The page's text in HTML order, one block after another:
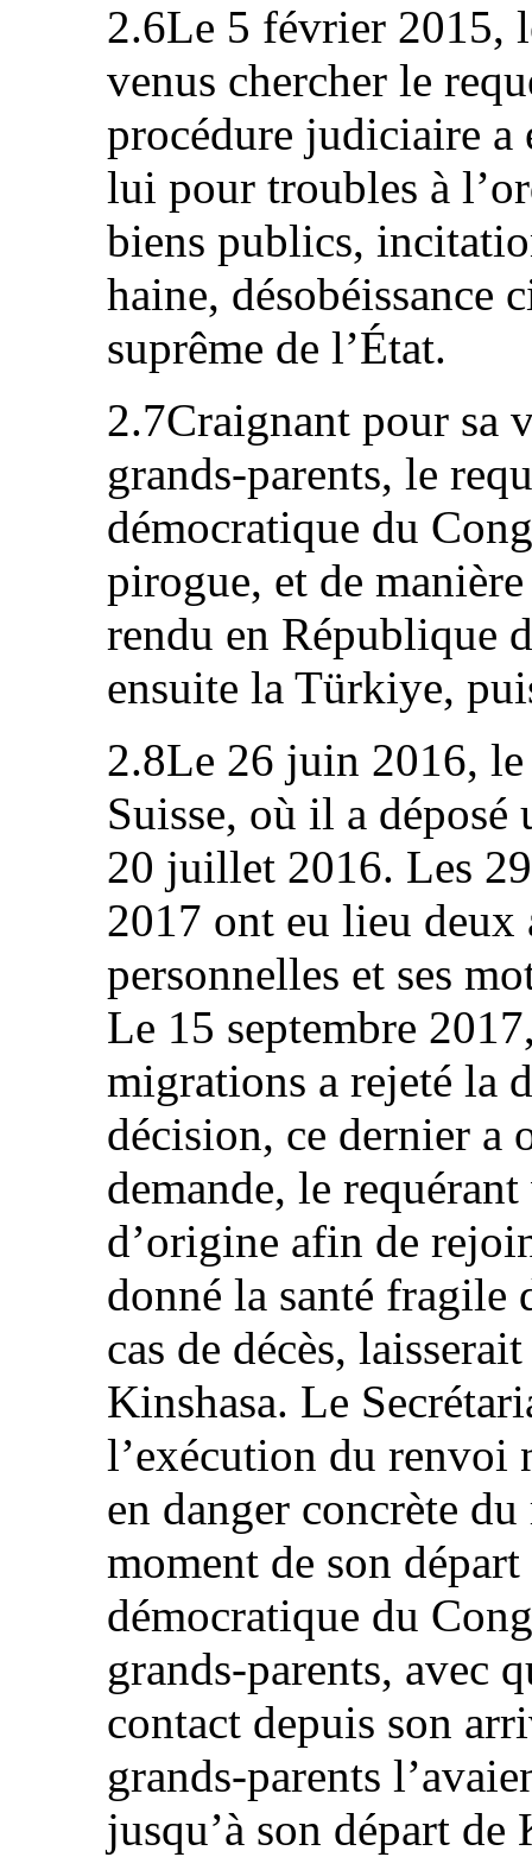
2.6Le 5 février 2015,
venus chercher le
procédure judiciaire a
lui pour troubles à
biens publics,
haine, désobéissance
suprême de l’État.
2.7Craignant pour sa
grands-parents, le
démocratique du
pirogue, et de
rendu en République
ensuite la Türkiye,
2.8Le 26 juin 2016, le
Suisse, où il a déposé
20 juillet 2016. Les
2017 ont eu lieu deux
personnelles et ses
Le 15 septembre
migrations a rejeté la
décision, ce dernier a
demande, le
d’origine afin de
donné la santé fragile
cas de décès,
Kinshasa. Le
l’exécution du renvoi
en danger concrète
moment de son
démocratique du
grands-parents, avec
contact depuis son
grands-parents
jusqu’à son départ de